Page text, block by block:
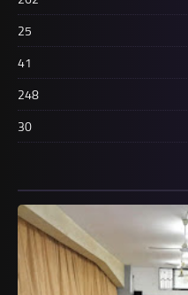
حواجز محبة
الأكرم*
25
41
248
30